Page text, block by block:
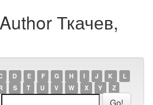
Ткачев,
D E F G H I J K
L
S T U V W X Y Z